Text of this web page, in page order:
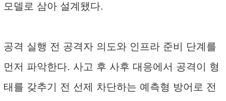
모델로 삼아 설계됐다.
공격 실행 전 공격자 의도와 인프라 준비 단계를
먼저 파악한다. 사고 후 사후 대응에서 공격이 형
태를 갖추기 전 선제 차단하는 예측형 방어로 전